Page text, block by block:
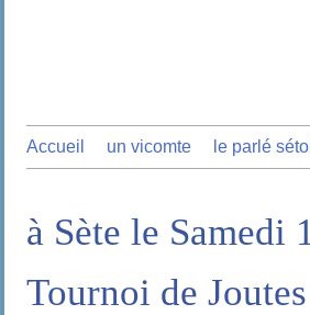
Accueil un vicomte le parlé
à Sète le Samedi
Tournoi de Joutes